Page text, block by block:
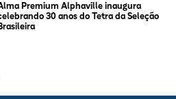
Premium Alphaville inaugura
30 anos do Tetra da Seleção